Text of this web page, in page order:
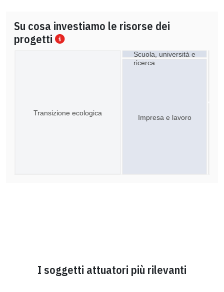
Su cosa investiamo le risorse dei
progetti
Scuola, università e
ricerca
Impresa e lavoro
Transizione ecologica
I soggetti attuatori più rilevanti